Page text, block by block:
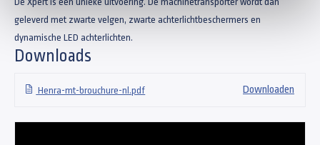
geleverd met zwarte velgen, zwarte achterlichtbeschermers en
dynamische LED achterlichten.
Downloads
Henra-mt-brouchure-nl.pdf Downloaden